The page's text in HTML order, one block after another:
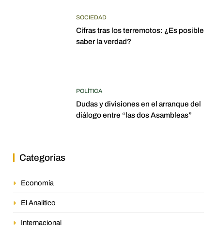
SOCIEDAD
Cifras tras los terremotos: ¿Es posible
saber la verdad?
POLÍTICA
Dudas y divisiones en el arranque del
diálogo entre “las dos Asambleas”
Categorías
Economía
El Analítico
Internacional